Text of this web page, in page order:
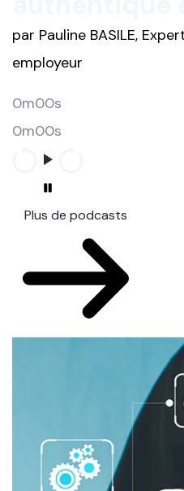
par Pauline BASILE,
employeur
0m00s
0m00s
Plus de podcasts